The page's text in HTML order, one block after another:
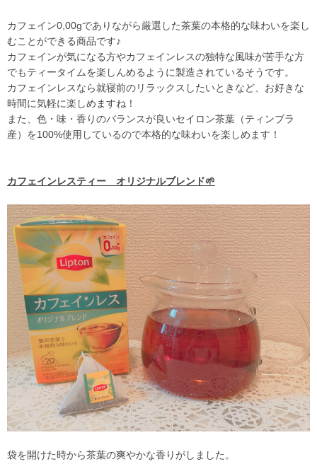
カフェイン0,00gでありながら厳選した茶葉の本格的な味わいを楽し
むことができる商品です♪
カフェインが気になる方やカフェインレスの独特な風味が苦手な方
でもティータイムを楽しんめるように製造されているそうです。
カフェインレスなら就寝前のリラックスしたいときなど、お好きな
時間に気軽に楽しめますね！
また、色・味・香りのバランスが良いセイロン茶葉（ティンブラ
産）を100%使用しているので本格的な味わいを楽しめます！
カフェインレスティー オリジナルブレンド🌱
袋を開けた時から茶葉の爽やかな香りがしました。